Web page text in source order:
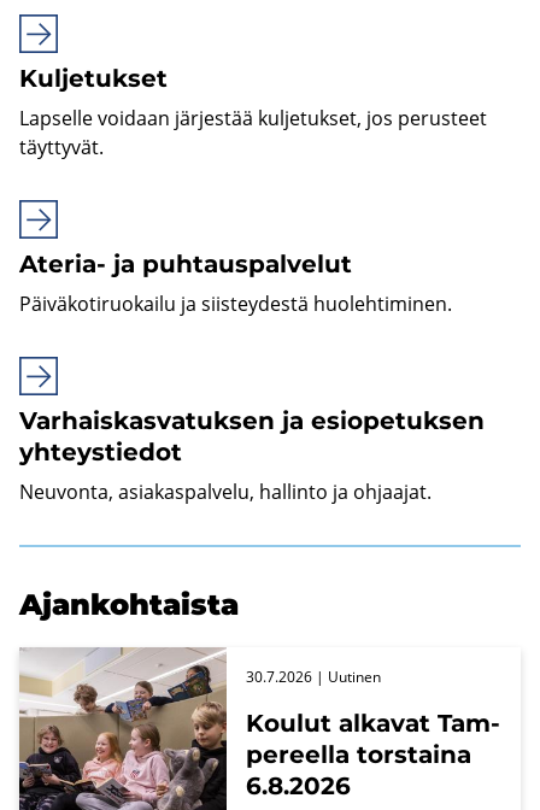
Kul­je­tuk­set
Lap­sel­le voi­daan jär­jes­tää kul­je­tuk­set, jos pe­rus­teet
täyt­ty­vät.
Ateria-​ ja puh­taus­pal­ve­lut
Päi­vä­ko­ti­ruo­kai­lu ja siis­tey­des­tä huo­leh­ti­mi­nen.
Varhais­kasvatuksen ja esio­pe­tuk­sen
yh­teys­tie­dot
Neu­von­ta, asia­kas­pal­ve­lu, hal­lin­to ja oh­jaa­jat.
Ajan­koh­tais­ta
Kou­lut al­ka­vat Tam­
pe­reel­la tors­tai­na
6.8.2026
30.7.2026 | Uu­ti­nen